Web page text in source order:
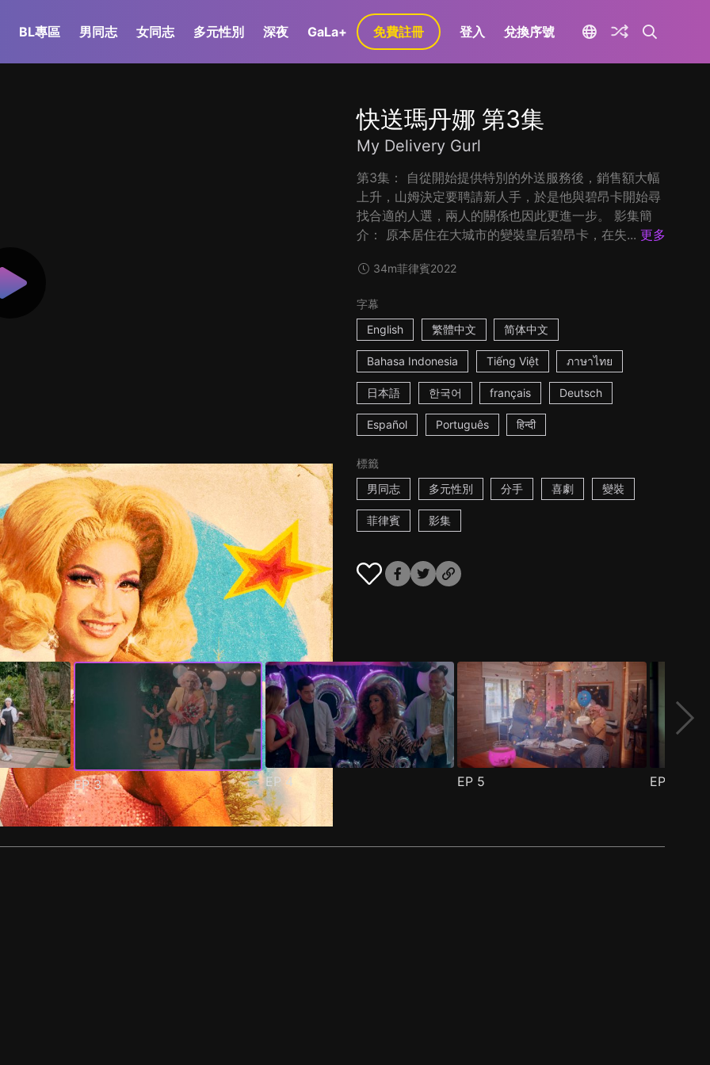
BL專區 男同志 女同志 多元性別 深夜 GaLa+ 免費註冊 登入 兌換序號
快送瑪丹娜 第3集
My Delivery Gurl
第3集： 自從開始提供特別的外送服務後，銷售額大幅
上升，山姆決定要聘請新人手，於是他與碧昂卡開始尋
找合適的人選，兩人的關係也因此更進一步。 影集簡
介： 原本居住在大城市的變裝皇后碧昂卡，在失... 更多
34m菲律賓2022
字幕
English
繁體中文 简体中文
Bahasa Indonesia Tiếng Việt ภาษาไทย
日本語 한국어 français Deutsch
Español Português हिन्दी
標籤
男同志
多元性別 分手 喜劇 變裝
菲律賓 影集
EP3 EP 4 EP 5 EP